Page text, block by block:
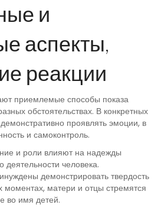
и
аспекты,
реакции
приемлемые способы показа
обстоятельствах. В конкретных
проявлять эмоции, в
и самоконтроль.
и роли влияют на надежды
человека.
демонстрировать твердость
матери и отцы стремятся
во имя детей.